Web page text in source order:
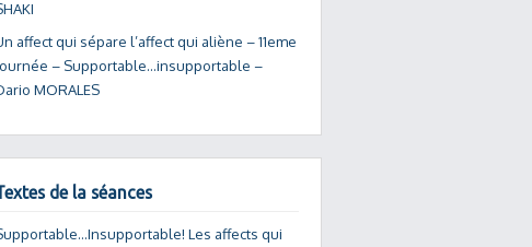
affect qui sépare l’affect qui aliène – 11eme
– Supportable…insupportable –
MORALES
de la séances
Les affects qui